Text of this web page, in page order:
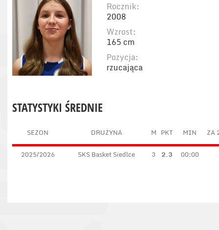
Rocznik:
2008
Wzrost:
165 cm
Pozycja:
rzucająca
STATYSTYKI ŚREDNIE
SEZON DRUŻYNA M PKT MIN ZA
2025/2026 SKS Basket Siedlce 3 2.3 00:00